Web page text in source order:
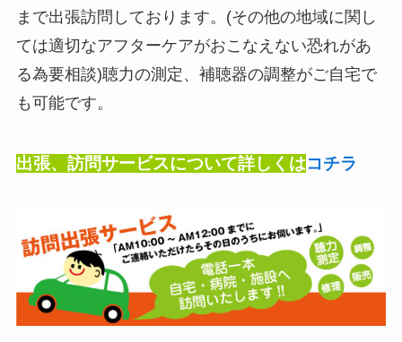
まで出張訪問しております。(その他の地域に関し
ては適切なアフターケアがおこなえない恐れがあ
る為要相談)聴力の測定、補聴器の調整がご自宅で
も可能です。
出張、訪問サービスについて詳しくはコチラ